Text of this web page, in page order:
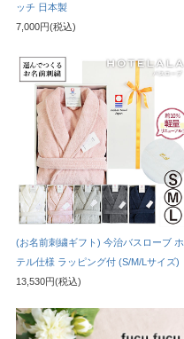
ッチ 日本製
7,000円(税込)
(お名前刺繍ギフト) 今治バスローブ ホ
テル仕様 ラッピング付 (S/M/Lサイズ)
13,530円(税込)